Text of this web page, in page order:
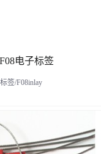
电子标签
签/F08inlay